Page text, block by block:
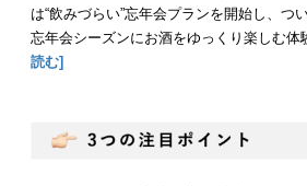
は“飲みづらい”忘年会プランを開始し、つ
忘年会シーズンにお酒をゆっくり楽しむ体
読む]